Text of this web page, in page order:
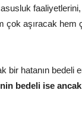
çok aşıracak hem
bir hatanın
bedeli ise